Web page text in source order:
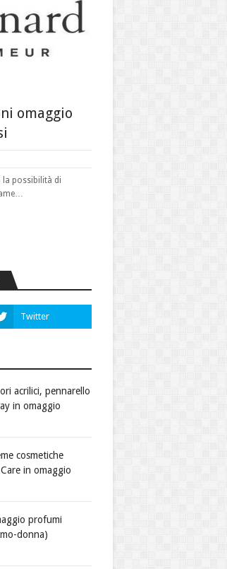
omaggio
la possibilità di
acrilici, pennarello
in omaggio
cosmetiche
in omaggio
profumi
donna)